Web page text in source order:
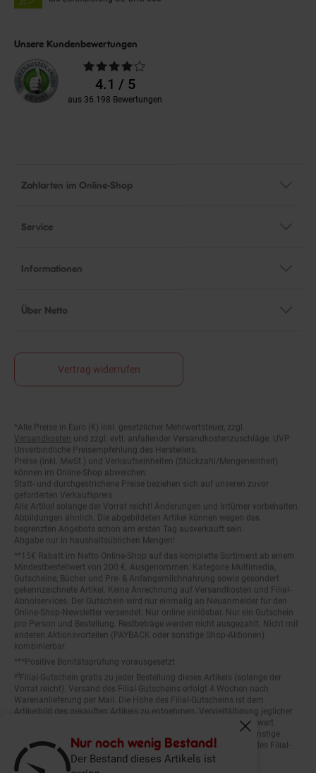
Nur noch wenig Bestand!
Der Bestand dieses Artikels ist
Fenster
Unsere Kundenbewertungen
Durchschnittliche
Bewertungen4.1 / 5
aus 36.198 Bewertungen
Zahlarten im Online-Shop
Service
Informationen
Über Netto
Vertrag widerrufen
Fußnoten
Versandkosten und zzgl. evtl. anfallender Versandkostenzuschläge. UVP:
Unverbindliche Preisempfehlung des Herstellers.
Preise (inkl. MwSt.) und Verkaufseinheiten (Stückzahl/Mengeneinheit)
können im Online-Shop abweichen.
Statt- und durchgestrichene Preise beziehen sich auf unseren zuvor
geforderten Verkaufspreis.
Alle Artikel solange der Vorrat reicht! Änderungen und Irrtümer vorbehalten.
Abbildungen ähnlich. Die abgebildeten Artikel können wegen des
begrenzten Angebots schon am ersten Tag ausverkauft sein.
Abgabe nur in haushaltsüblichen Mengen!
Mindestbestellwert von 200 €. Ausgenommen: Kategorie Multimedia,
Gutscheine, Bücher und Pre- & Anfangsmilchnahrung sowie gesondert
gekennzeichnete Artikel. Keine Anrechnung auf Versandkosten und Filial-
Abholservices. Der Gutschein wird nur einmalig an Neuanmelder für den
Online-Shop-Newsletter versendet. Nur online einlösbar. Nur ein Gutschein
pro Person und Bestellung. Restbeträge werden nicht ausgezahlt. Nicht mit
anderen Aktionsvorteilen (PAYBACK oder sonstige Shop-Aktionen)
kombinierbar.
Vorrat reicht). Versand des Filial-Gutscheins erfolgt 4 Wochen nach
Warenanlieferung per Mail. Die Höhe des Filial-Gutscheins ist dem
Artikelbild des gekauften Artikels zu entnehmen. Vervielfältigung jeglicher
Art nicht gestattet. Der Filial-Gutschein ist ohne Mindesteinkaufswert
einlösbar. Nicht mit anderen Aktionsvorteilen (PAYBACK oder sonstige
Shop-Aktionen) kombinierbar. Der jeweilige Gültigkeitszeitraum des Filial-
Gutscheins ist darauf vermerkt.